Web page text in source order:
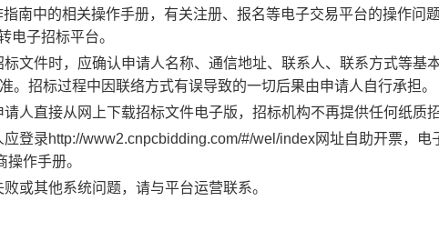
南中的相关操作手册，有关注册、报名等电子交易平台的操作问
电子招标平台。
文件时，应确认申请人名称、通信地址、联系人、联系方式等基
。招标过程中因联络方式有误导致的一切后果由申请人自行承担。
人直接从网上下载招标文件电子版，招标机构不再提供任何纸质招
登录http://www2.cnpcbidding.com/#/wel/index网址自助开票，电
作手册。
或其他系统问题，请与平台运营联系。